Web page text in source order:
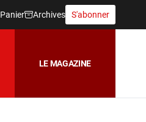
Panier Archives S'abonner
LE MAGAZINE